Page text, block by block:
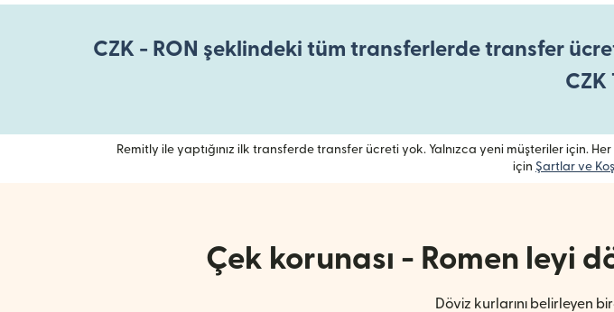
CZK - RON şeklindeki tüm transferlerde transfer
CZK
Remitly ile yaptığınız ilk transferde transfer ücreti yok. Yalnızca yeni müşteriler için.
için Şartlar ve
Çek korunası - Romen leyi
Döviz kurlarını belirleyen